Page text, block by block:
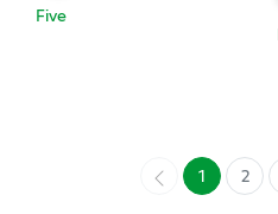
Five
1 2